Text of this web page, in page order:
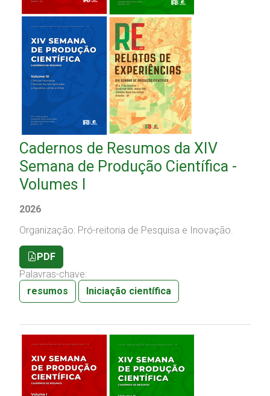
Cadernos de Resumos da XIV
Semana de Produção Científica -
Volumes I
2026
Organização: Pró-reitoria de Pesquisa e Inovação.
PDF
Palavras-chave:
resumos
Iniciação científica